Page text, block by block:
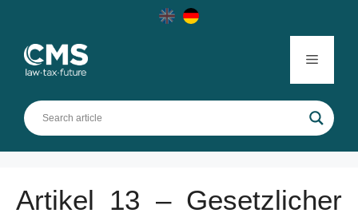
Menu
Artikel 13 – Gesetzlicher